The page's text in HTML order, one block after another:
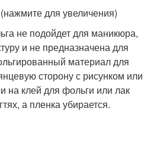
для увеличения)
не подойдет для маникюра,
и не предназначена для
материал для
сторону с рисунком или
на клей для фольги или лак
а пленка убирается.